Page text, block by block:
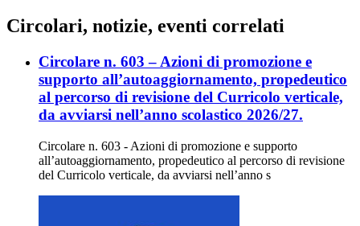
Circolari, notizie, eventi correlati
Circolare n. 603 – Azioni di promozione e
supporto all’autoaggiornamento, propedeutico
al percorso di revisione del Curricolo verticale,
da avviarsi nell’anno scolastico 2026/27.
Circolare n. 603 - Azioni di promozione e supporto
all’autoaggiornamento, propedeutico al percorso di revisione
del Curricolo verticale, da avviarsi nell’anno s